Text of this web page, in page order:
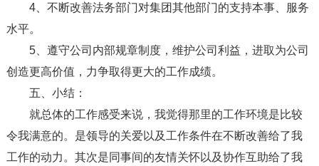
4、不断改善法务部门对集团其他部门的支持本事、服务
水平。
5、遵守公司内部规章制度，维护公司利益，进取为公司
创造更高价值，力争取得更大的工作成绩。
五、小结：
就总体的工作感受来说，我觉得那里的工作环境是比较
令我满意的。是领导的关爱以及工作条件在不断改善给了我
工作的动力。其次是同事间的友情关怀以及协作互助给了我